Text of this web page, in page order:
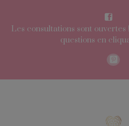
Les consultations sont ouvertes
questions en